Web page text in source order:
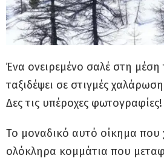
Ένα ονειρεμένο σαλέ στη
ταξιδέψει σε στιγμές
Δες τις υπέροχες φωτογραφίες!
Το μοναδικό αυτό οίκημα που
ολόκληρα κομμάτια που